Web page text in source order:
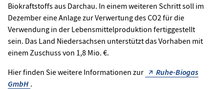
Biokraftstoffs aus Darchau. In einem weiteren Schritt soll im
Dezember eine Anlage zur Verwertung des CO2 für die
Verwendung in der Lebensmittelproduktion fertiggestellt
sein. Das Land Niedersachsen unterstützt das Vorhaben mit
einem Zuschuss von 1,8 Mio. €.
Hier finden Sie weitere Informationen zur
Ruhe-Biogas
GmbH .